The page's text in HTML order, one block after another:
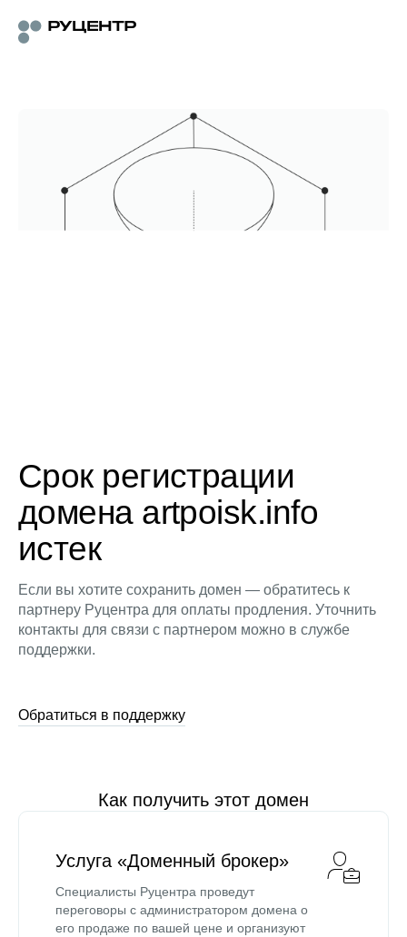
Срок регистрации
домена artpoisk.info
истек
Если вы хотите сохранить домен — обратитесь к
партнеру Руцентра для оплаты продления. Уточнить
контакты для связи с партнером можно в службе
поддержки.
Обратиться в поддержку
Как получить этот домен
Услуга «Доменный брокер»
Специалисты Руцентра проведут
переговоры с администратором домена о
его продаже по вашей цене и организуют